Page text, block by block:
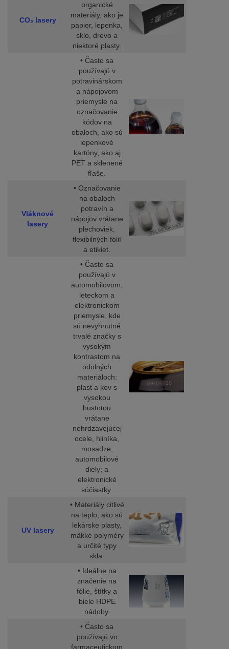
CO₂ lasery
organické
materiály, ako je
papier, lepenka,
sklo, drevo a
niektoré plasty.
• Často sa
používajú v
potravinárskom
a nápojovom
priemysle na
označovanie
kódov na
obaloch, ako sú
lepenkové
kartóny, ako aj
PET a sklenené
fľaše.
Vláknové
lasery
• Označovanie
na obaloch
potravín a
nápojov vrátane
plechoviek,
flexibilných fólií
a etikiet.
• Často sa
používajú v
automobilovom,
leteckom a
elektronickom
priemysle, kde
sú nevyhnutné
trvalé značky s
vysokým
kontrastom na
odolných
materiáloch:
plast a kov s
vysokou
hustotou
vrátane
nehrdzavejúcej
ocele, hliníka,
mosadze;
automobilové
diely; a
elektronické
súčiastky.
UV lasery
• Materiály citlivé
na teplo, ako sú
lekárske plasty,
mäkké polyméry
a určité typy
skla.
• Ideálne na
značenie na
fólie, štítky a
biele HDPE
nádoby.
• Často sa
používajú vo
farmaceutickom